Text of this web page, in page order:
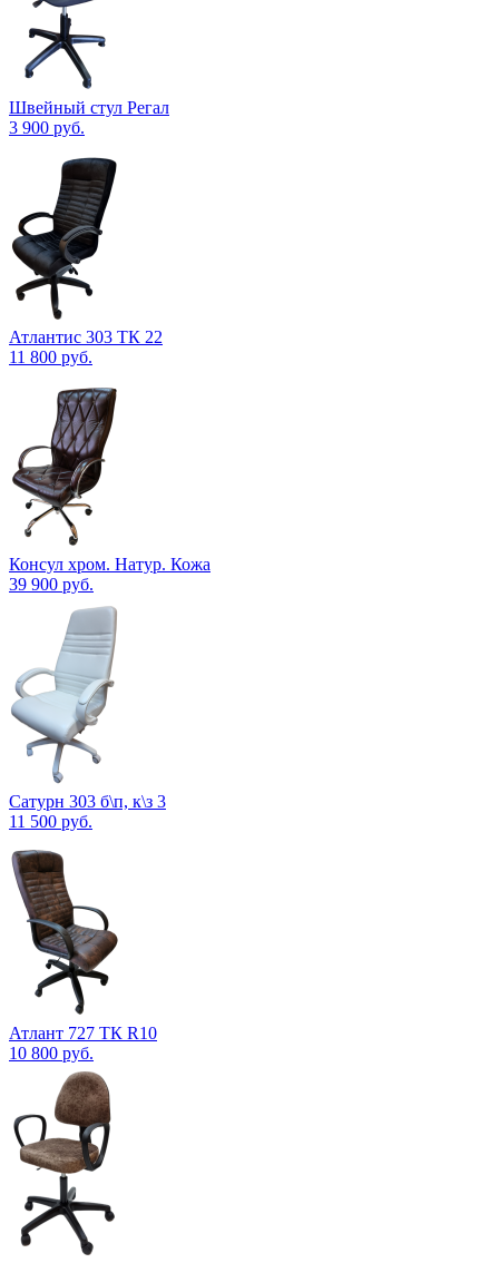
Швейный стул Регал
3 900 руб.
Атлантис 303 ТК 22
11 800 руб.
Консул хром. Натур. Кожа
39 900 руб.
Сатурн 303 б\п, к\з 3
11 500 руб.
Атлант 727 ТК R10
10 800 руб.